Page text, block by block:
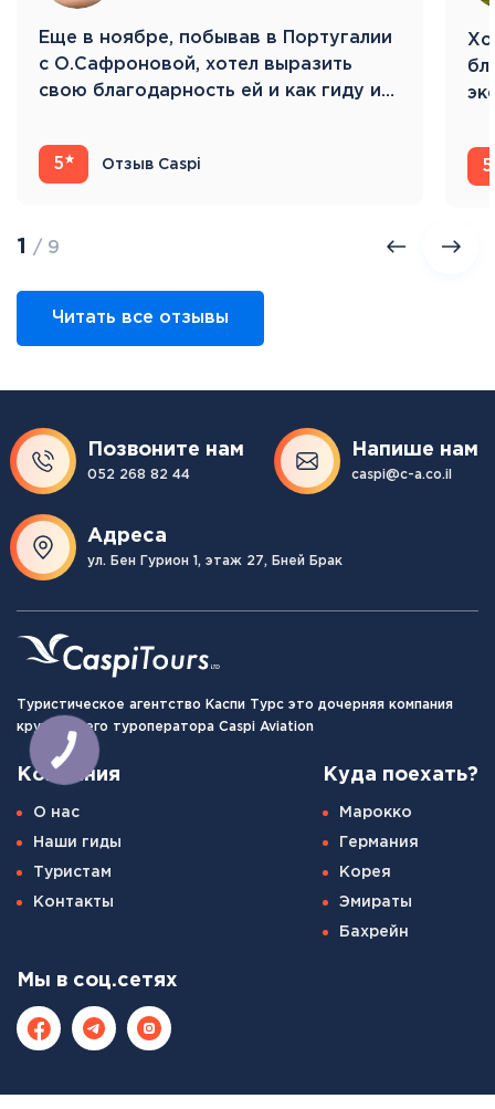
Eще в ноябре, побывав в Португалии
с О.Сафроновой, хотел выразить
свою благодарность ей и как гиду и…
5 Отзыв Caspi 5
1 / 9
Читать все отзывы
Позвоните нам
052 268 82 44
Напише нам
caspi@c-a.co.il
Адреса
ул. Бен Гурион 1, этаж 27, Бней Брак
Туристическое агентство Каспи Турс это дочерняя компания
крупнейшего туроператора Caspi Aviation
Компания
О нас
Наши гиды
Туристам
Контакты
Куда поехать?
Марокко
Германия
Корея
Эмираты
Бахрейн
Мы в соц.сетях